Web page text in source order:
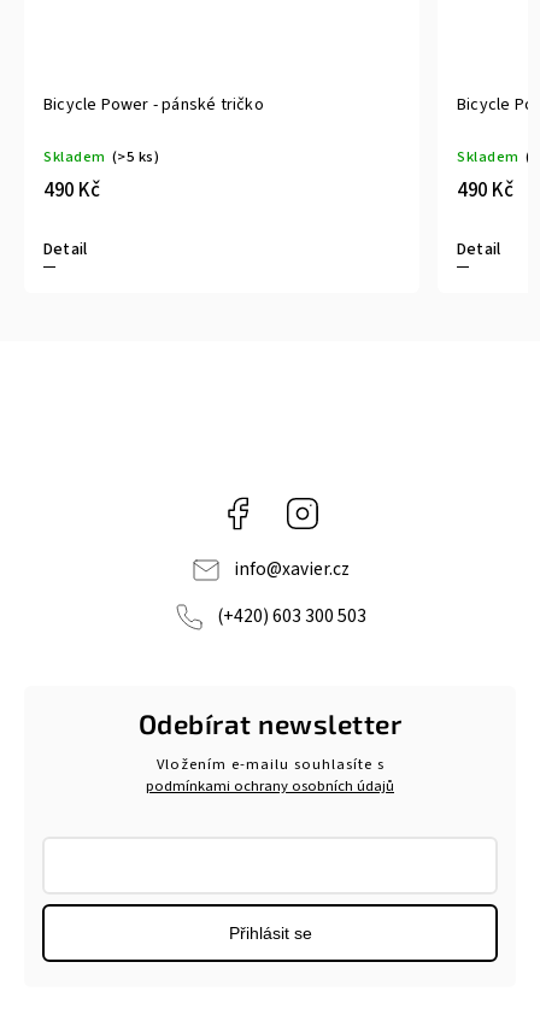
Bicycle Power - pánské tričko
Skladem (>5 ks)
490 Kč
Detail
Bicycle
Skladem
490 Kč
Detail
Facebook
info@xavier.cz
(+420) 603 300 503
Odebírat newsletter
Vložením e-mailu souhlasíte s
podmínkami ochrany osobních údajů
Přihlásit se